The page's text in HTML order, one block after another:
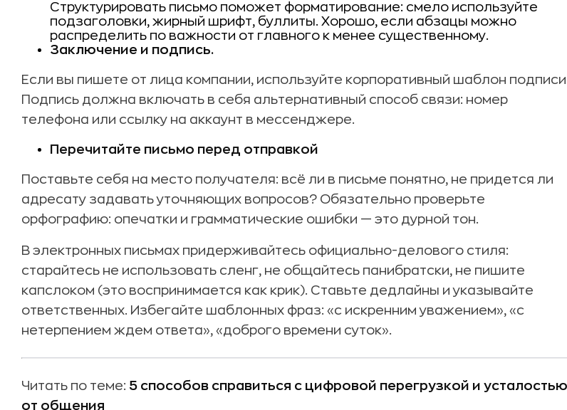
Структурировать письмо поможет форматирование: смело используйте
подзаголовки, жирный шрифт, буллиты. Хорошо, если абзацы можно
распределить по важности от главного к менее существенному.
Заключение и подпись.
Если вы пишете от лица компании, используйте корпоративный шаблон
Подпись должна включать в себя альтернативный способ связи: номер
телефона или ссылку на аккаунт в мессенджере.
Перечитайте письмо перед отправкой
Поставьте себя на место получателя: всё ли в письме понятно, не придется ли
адресату задавать уточняющих вопросов? Обязательно проверьте
орфографию: опечатки и грамматические ошибки — это дурной тон.
В электронных письмах придерживайтесь официально-делового стиля:
старайтесь не использовать сленг, не общайтесь панибратски, не пишите
капслоком (это воспринимается как крик). Ставьте дедлайны и указывайте
ответственных. Избегайте шаблонных фраз: «с искренним уважением», «с
нетерпением ждем ответа», «доброго времени суток».
Читать по теме: 5 способов справиться с цифровой перегрузкой и усталостью
от общения